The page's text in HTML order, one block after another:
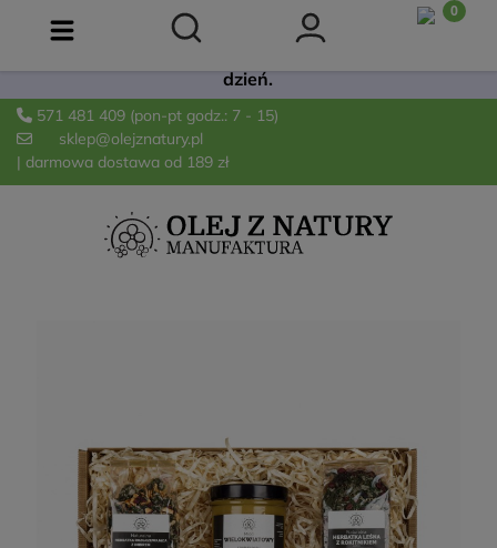
Już dostępna! 🫒 Łagodna oliwa Extra Virgin z
dzień.
571 481 409 (pon-pt godz.: 7 - 15)
sklep@olejznatury.pl
| darmowa dostawa od 189 zł